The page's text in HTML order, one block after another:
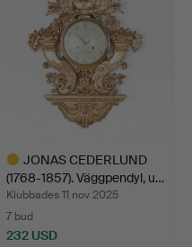
JONAS CEDERLUND
(1768-1857). Väggpendyl, u…
Klubbades 11 nov 2025
7 bud
232 USD